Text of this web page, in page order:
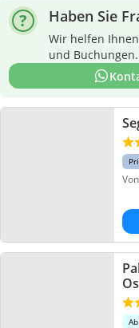
Haben Sie
Wir helfen
und Buchungen.
Von